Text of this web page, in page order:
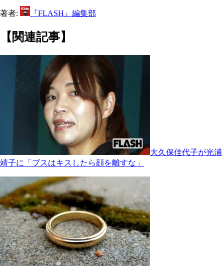
著者: 『FLASH』編集部
【関連記事】
大久保佳代子が光浦
靖子に「ブスはキスしたら顔を離すな」